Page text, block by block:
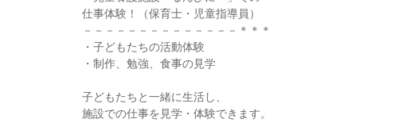
仕事体験！（保育士・児童指導員）
－－－－－－－－－－－－－－＊＊＊
・子どもたちの活動体験
・制作、勉強、食事の見学
子どもたちと一緒に生活し、
施設での仕事を見学・体験できます。